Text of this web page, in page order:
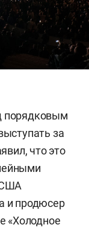
порядковым
за
что это
США
и продюсер
«Холодное